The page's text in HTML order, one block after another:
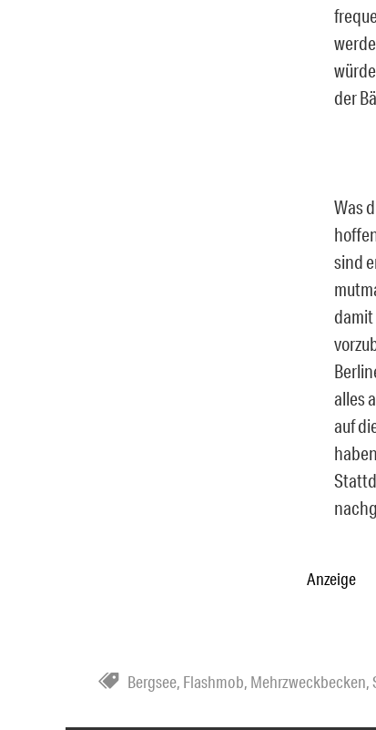
der
Was
sind
damit
alles
auf
Anzeige
Bergsee, Flashmob, Mehrzweckbecken,